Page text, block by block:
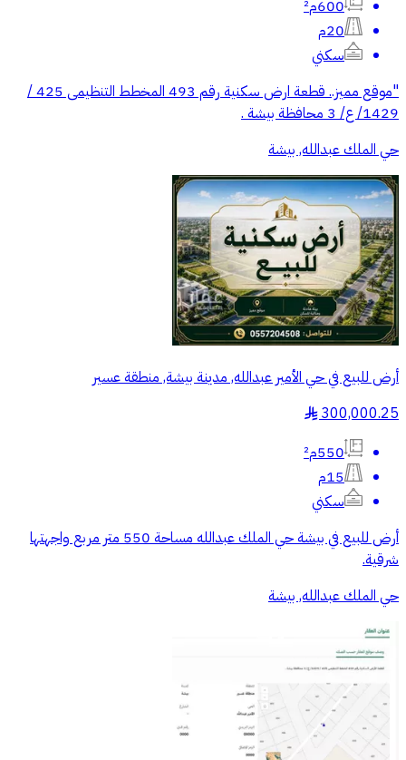
600م²
20م
سكني
"موقع مميز.. قطعة ارض سكنية رقم 493 المخطط التنظيمى 425 /
1429/ ع/ 3 محافظة بيشة .
حي الملك عبدالله, بيشة
أرض للبيع في حي الأمير عبدالله, مدينة بيشة, منطقة عسير
300,000.25
§
550م²
15م
سكني
أرض للبيع في بيشة حي الملك عبدالله مساحة 550 متر مربع واجهتها
شرقية.
حي الملك عبدالله, بيشة